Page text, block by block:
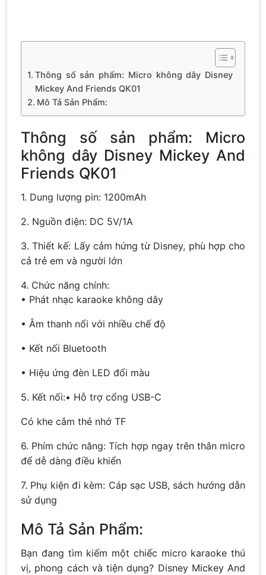
Thông số sản phẩm: Micro không dây Disney
Mickey And Friends QK01
Mô Tả Sản Phẩm:
Thông số sản phẩm: Micro
không dây Disney Mickey And
Friends QK01
1. Dung lượng pin: 1200mAh
2. Nguồn điện: DC 5V/1A
3. Thiết kế: Lấy cảm hứng từ Disney, phù hợp cho
cả trẻ em và người lớn
4. Chức năng chính:
• Phát nhạc karaoke không dây
• Âm thanh nổi với nhiều chế độ
• Kết nối Bluetooth
• Hiệu ứng đèn LED đổi màu
5. Kết nối:• Hỗ trợ cổng USB-C
Có khe cắm thẻ nhớ TF
6. Phím chức năng: Tích hợp ngay trên thân micro
để dễ dàng điều khiển
7. Phụ kiện đi kèm: Cáp sạc USB, sách hướng dẫn
sử dụng
Mô Tả Sản Phẩm:
Bạn đang tìm kiếm một chiếc micro karaoke thú
vị, phong cách và tiện dụng? Disney Mickey And